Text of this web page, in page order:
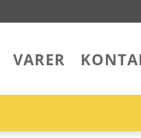
VARER